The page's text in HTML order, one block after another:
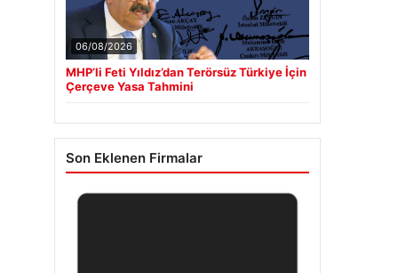
06/08/2026
MHP’li Feti Yıldız’dan Terörsüz Türkiye İçin
Çerçeve Yasa Tahmini
Son Eklenen Firmalar